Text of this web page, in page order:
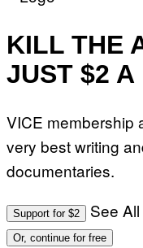
KILL THE
JUST $2 A
VICE membership
very best writing
documentaries.
Support for $2 See
Or, continue for free